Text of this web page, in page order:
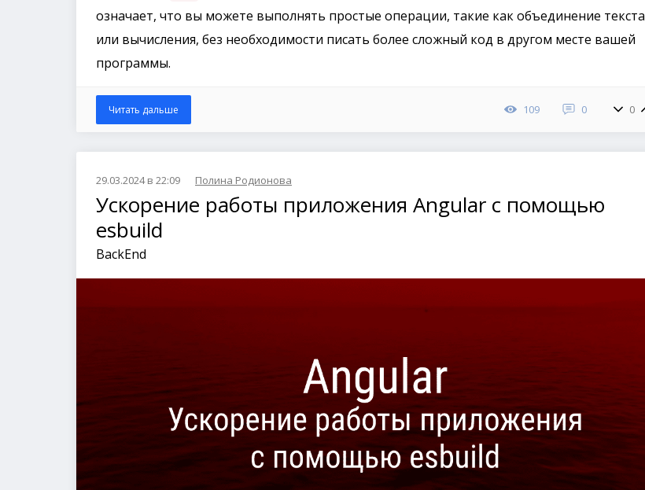
означает, что вы можете выполнять простые операции, такие как объединение текста
или вычисления, без необходимости писать более сложный код в другом месте вашей
программы.
109 0 0
Читать дальше
29.03.2024 в 22:09 Полина Родионова
Ускорение работы приложения Angular с помощью
esbuild
BackEnd